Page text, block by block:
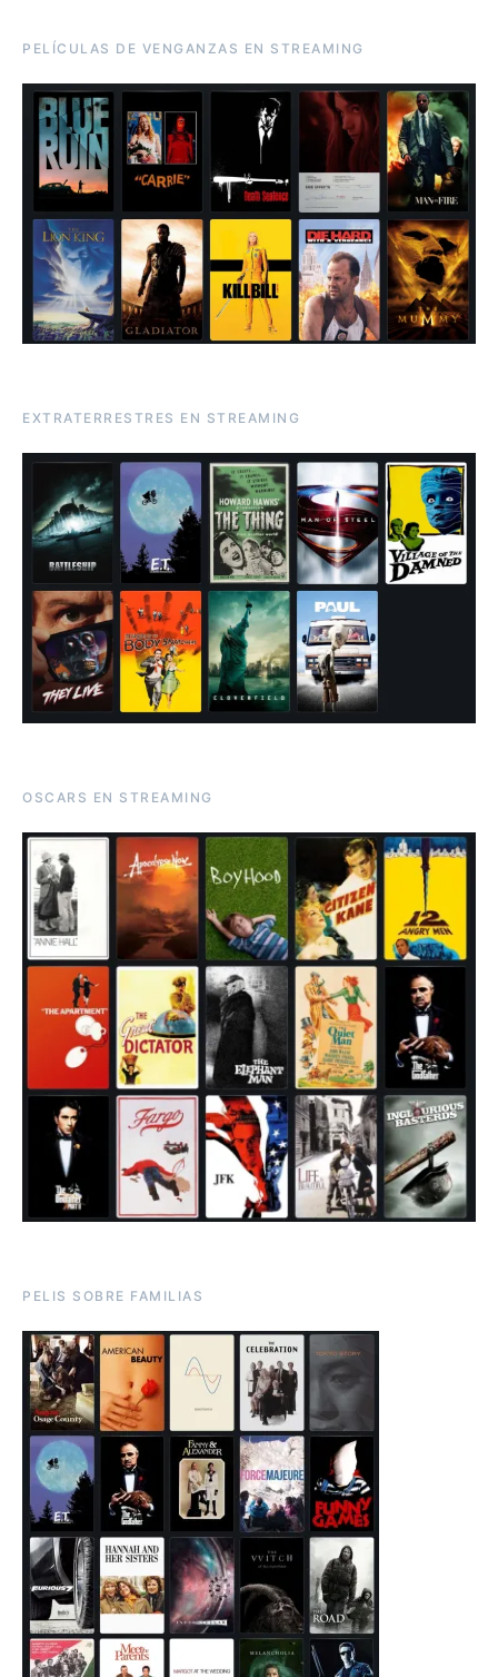
PELÍCULAS DE VENGANZAS EN STREAMING
EXTRATERRESTRES EN STREAMING
OSCARS EN STREAMING
PELIS SOBRE FAMILIAS